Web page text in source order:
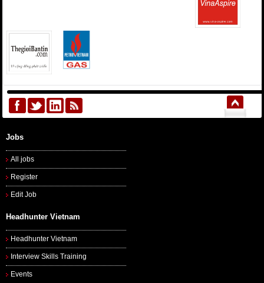
Jobs
All jobs
Register
Edit Job
Headhunter Vietnam
Headhunter Vietnam
Interview Skills Training
Events